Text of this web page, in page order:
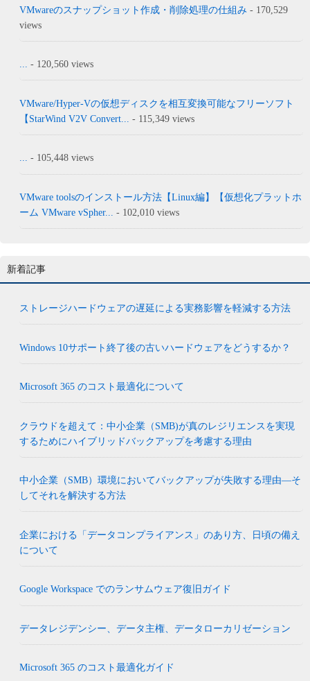
VMwareのスナップショット作成・削除処理の仕組み - 170,529
views
... - 120,560 views
VMware/Hyper-Vの仮想ディスクを相互変換可能なフリーソフト
【StarWind V2V Convert...
- 115,349 views
... - 105,448 views
VMware toolsのインストール方法【Linux編】【仮想化プラットホ
ーム VMware vSpher...
- 102,010 views
新着記事
ストレージハードウェアの遅延による実務影響を軽減する方法
Windows 10サポート終了後の古いハードウェアをどうするか？
Microsoft 365 のコスト最適化について
クラウドを超えて：中小企業（SMB)が真のレジリエンスを実現
するためにハイブリッドバックアップを考慮する理由
中小企業（SMB）環境においてバックアップが失敗する理由―そ
してそれを解決する方法
企業における「データコンプライアンス」のあり方、日頃の備え
について
Google Workspace でのランサムウェア復旧ガイド
データレジデンシー、データ主権、データローカリゼーション
Microsoft 365 のコスト最適化ガイド